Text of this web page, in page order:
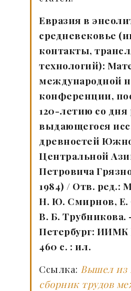
Евразия в
средневековье
контакты,
технологий):
международной
конференции,
120-летию со
выдающегося
древностей
Центральной
Петровича
1984) / Отв. ред.:
Н. Ю. Смирнов, Е.
В. Б. Трубникова.
Петербург: ИИМК
460 с. : ил.
Ссылка: Вышел из
сборник трудов